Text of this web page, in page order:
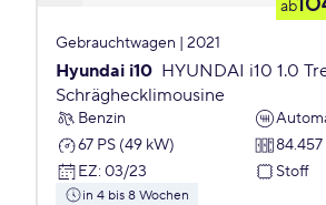
ab
Gebrauchtwagen | 2021
Hyundai i10 HYUNDAI i10 1.0
Schräghecklimousine
Benzin
67 PS (49 kW)
84.457
EZ: 03/23 Stoff
in 4 bis 8 Wochen